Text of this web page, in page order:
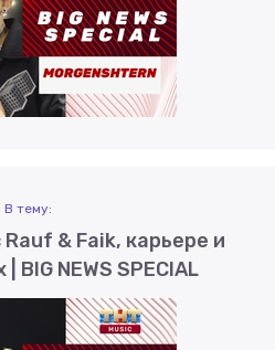
В тему:
Rauf & Faik, карьере и
BIG NEWS SPECIAL